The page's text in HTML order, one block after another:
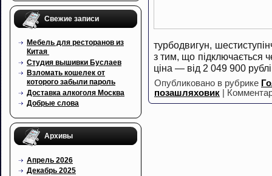
Свежие записи
Мебель для ресторанов из
Китая
Cтудия вышивки Буслаев
Взломать кошелек от
которого забыли пароль
Доставка алкоголя Москва
Добрые слова
Архивы
Апрель 2026
Декабрь 2025
турбодвигун,
з тим, що підключається
ціна — від 2 049 900
Опубликовано в рубрике
позашляховик